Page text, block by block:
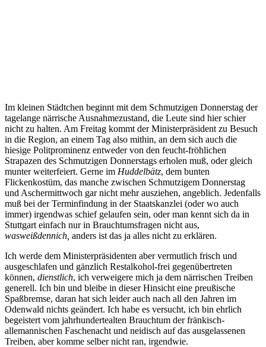
Im kleinen Städtchen beginnt mit dem Schmutzigen Donnerstag der
tagelange närrische Ausnahmezustand, die Leute sind hier schier
nicht zu halten. Am Freitag kommt der Ministerpräsident zu Besuch
in die Region, an einem Tag also mithin, an dem sich auch die
hiesige Politprominenz entweder von den feucht-fröhlichen
Strapazen des Schmutzigen Donnerstags erholen muß, oder gleich
munter weiterfeiert. Gerne im Huddelbätz, dem bunten
Flickenkostüm, das manche zwischen Schmutzigem Donnerstag
und Aschermittwoch gar nicht mehr ausziehen, angeblich. Jedenfalls
muß bei der Terminfindung in der Staatskanzlei (oder wo auch
immer) irgendwas schief gelaufen sein, oder man kennt sich da in
Stuttgart einfach nur in Brauchtumsfragen nicht aus,
wasweißdennich, anders ist das ja alles nicht zu erklären.
Ich werde dem Ministerpräsidenten aber vermutlich frisch und
ausgeschlafen und gänzlich Restalkohol-frei gegenübertreten
können, dienstlich, ich verweigere mich ja dem närrischen Treiben
generell. Ich bin und bleibe in dieser Hinsicht eine preußische
Spaßbremse, daran hat sich leider auch nach all den Jahren im
Odenwald nichts geändert. Ich habe es versucht, ich bin ehrlich
begeistert vom jahrhundertealten Brauchtum der fränkisch-
allemannischen Faschenacht und neidisch auf das ausgelassenen
Treiben, aber komme selber nicht ran, irgendwie.